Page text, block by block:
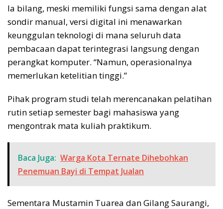
Ia bilang, meski memiliki fungsi sama dengan alat
sondir manual, versi digital ini menawarkan
keunggulan teknologi di mana seluruh data
pembacaan dapat terintegrasi langsung dengan
perangkat komputer. “Namun, operasionalnya
memerlukan ketelitian tinggi.”
Pihak program studi telah merencanakan pelatihan
rutin setiap semester bagi mahasiswa yang
mengontrak mata kuliah praktikum.
Baca Juga: Warga Kota Ternate Dihebohkan
Penemuan Bayi di Tempat Jualan
Sementara Mustamin Tuarea dan Gilang Saurangi,